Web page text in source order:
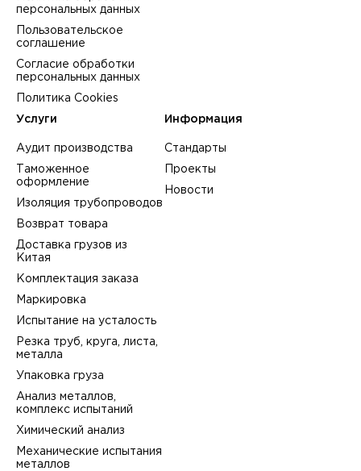
персональных данных
Пользовательское
соглашение
Согласие обработки
персональных данных
Политика Cookies
Услуги
Аудит производства
Таможенное
оформление
Изоляция трубопроводов
Возврат товара
Доставка грузов из
Китая
Комплектация заказа
Маркировка
Испытание на усталость
Резка труб, круга, листа,
металла
Упаковка груза
Анализ металлов,
комплекс испытаний
Химический анализ
Механические испытания
металлов
Информация
Стандарты
Проекты
Новости